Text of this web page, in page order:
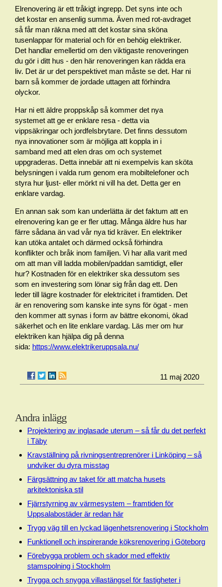
Elrenovering är ett tråkigt ingrepp. Det syns inte och
det kostar en ansenlig summa. Även med rot-avdraget
så får man räkna med att det kostar sina sköna
tusenlappar för material och för en behöig elektriker.
Det handlar emellertid om den viktigaste renoveringen
du gör i ditt hus - den här renoveringen kan rädda era
liv. Det är ur det perspektivet man måste se det. Har ni
barn så kommer de jordade uttagen att förhindra
olyckor.
Har ni ett äldre proppskåp så kommer det nya
systemet att ge er enklare resa - detta via
vippsäkringar och jordfelsbrytare. Det finns dessutom
nya innovationer som är möjliga att koppla in i
samband med att elen dras om och systemet
uppgraderas. Detta innebär att ni exempelvis kan sköta
belysningen i valda rum genom era mobiltelefoner och
styra hur ljust- eller mörkt ni vill ha det. Detta ger en
enklare vardag.
En annan sak som kan underlätta är det faktum att en
elrenovering kan ge er fler uttag. Många äldre hus har
färre sådana än vad vår nya tid kräver. En elektriker
kan utöka antalet och därmed också förhindra
konflikter och bråk inom familjen. Vi har alla varit med
om att man vill ladda mobilen/paddan samtidigt, eller
hur? Kostnaden för en elektriker ska dessutom ses
som en investering som lönar sig från dag ett. Den
leder till lägre kostnader för elektricitet i framtiden. Det
är en renovering som kanske inte syns för ögat - men
den kommer att synas i form av bättre ekonomi, ökad
säkerhet och en lite enklare vardag. Läs mer om hur
elektriken kan hjälpa dig på denna
sida: https://www.elektrikeruppsala.nu/
11 maj 2020
Andra inlägg
Projektering av inglasade uterum – så får du det perfekt
i Täby
Kravställning på rivningsentreprenörer i Linköping – så
undviker du dyra misstag
Färgsättning av taket för att matcha husets
arkitektoniska stil
Fjärrstyrning av värmesystem – framtiden för
Uppsalabostäder är redan här
Trygg väg till en lyckad lägenhetsrenovering i Stockholm
Funktionell och inspirerande köksrenovering i Göteborg
Förebygga problem och skador med effektiv
stamspolning i Stockholm
Trygga och snygga villastängsel för fastigheter i